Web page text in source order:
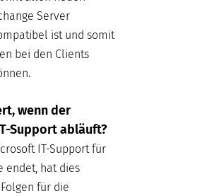
Server
ist und somit
bei den Clients
wenn der
Support abläuft?
IT-Support für
endet, hat dies
für die